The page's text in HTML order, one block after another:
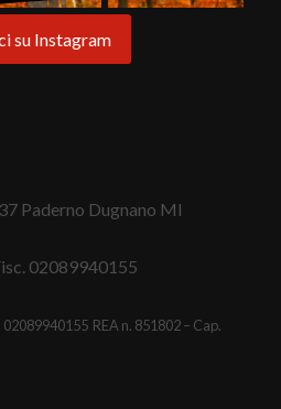
su Instagram
Paderno Dugnano MI
02089940155
REA n. 851802 – Cap.